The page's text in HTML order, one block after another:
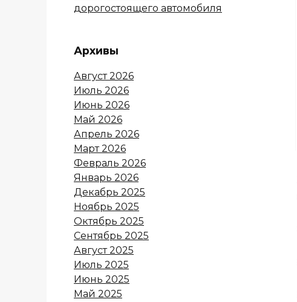
дорогостоящего автомобиля
Архивы
Август 2026
Июль 2026
Июнь 2026
Май 2026
Апрель 2026
Март 2026
Февраль 2026
Январь 2026
Декабрь 2025
Ноябрь 2025
Октябрь 2025
Сентябрь 2025
Август 2025
Июль 2025
Июнь 2025
Май 2025